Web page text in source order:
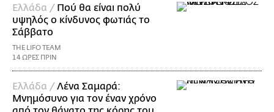
Ελλάδα / Πού θα είναι πολύ
υψηλός ο κίνδυνος φωτιάς το
Σάββατο
THE LIFO TEAM
14 ΩΡΕΣ ΠΡΙΝ
Ελλάδα / Λένα Σαμαρά:
Μνημόσυνο για τον έναν χρόνο